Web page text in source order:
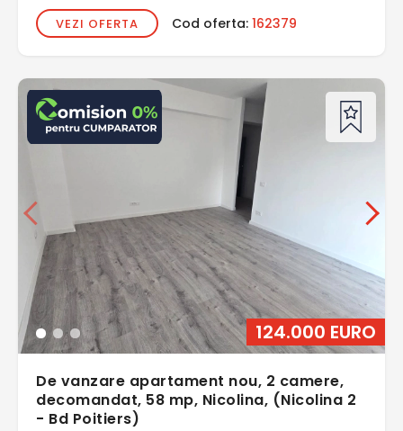
VEZI OFERTA
Cod oferta: 162379
124.000 EURO
De vanzare apartament nou, 2 camere,
decomandat, 58 mp, Nicolina, (Nicolina 2
- Bd Poitiers)